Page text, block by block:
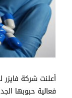
فعالية حبوبها